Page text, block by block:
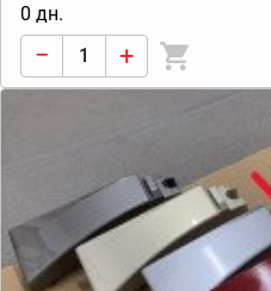
0 дн.
− +